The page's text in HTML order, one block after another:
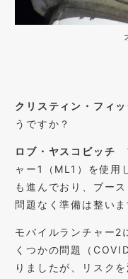
クリスティン・フィ
うですか？
ロブ・ヤスコビッチ
ャー1（ML1）を使用
も進んでおり、ブー
問題なく準備は整いま
モバイルランチャー2
くつかの問題（
りましたが、リスク